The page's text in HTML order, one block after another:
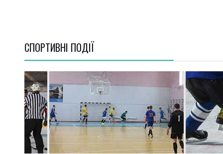
СПОРТИВНI ПОДІЇ